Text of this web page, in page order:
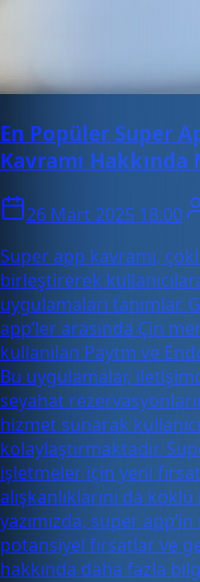
En Popüler Super
Kavramı
26 Mart 2025 18:00
Super app kavramı,
birleştirerek
uygulamaları
app’ler arasında Çin
kullanılan Paytm ve
Bu uygulamalar,
seyahat
hizmet sunarak
kolaylaştırmaktadır.
işletmeler için yeni
alışkanlıklarını da
yazımızda, super
potansiyel fırsatlar ve
hakkında daha fazla